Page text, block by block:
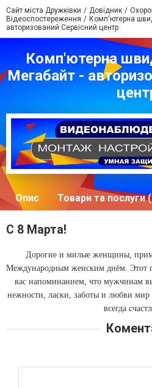
Сайт міста Дружківки Довідник
Відеоспостереження
Комп'ютерна
авторизований Сервісний центр
Комп'ютерна
Мегабайт -
Опис Товари та послуги
C 8 Марта!
Дорогие и милые женщины,
Международным женским днём. Этот
вас напоминанием, что мужчинам
нежности, ласки, заботы и любви мир
всегда